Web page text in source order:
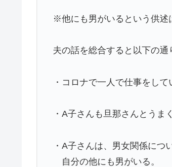
※他にも男がいるという供述
夫の話を総合すると以下の通
・コロナで一人で仕事をして
・A子さんも旦那さんとうま
・A子さんは、男女関係につ
自分の他にも男がいる。